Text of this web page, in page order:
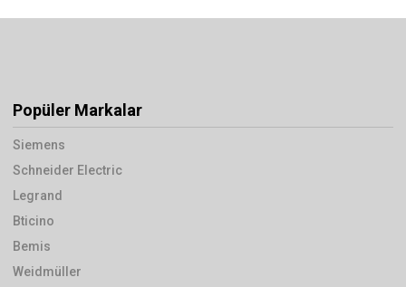
Popüler Markalar
Siemens
Schneider Electric
Legrand
Bticino
Bemis
Weidmüller